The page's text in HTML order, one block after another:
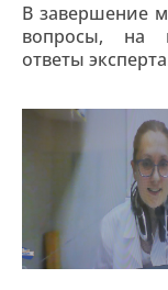
В завершение
вопросы, на
ответы